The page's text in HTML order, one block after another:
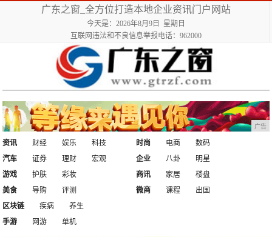
广东之窗_全方位打造本地企业资讯门户网站
今天是：2026年8月9日 星期日
互联网违法和不良信息举报电话：962000
广告
资讯 财经 娱乐
科技
汽车
证券 理财 宏观
时尚 电商
数码
企业
八卦
明星
游戏
护肤
彩妆
美食
导购 评测
商讯 家居
楼盘
微商
课程
出国
区块链
疾病
养生
手游
网游 单机